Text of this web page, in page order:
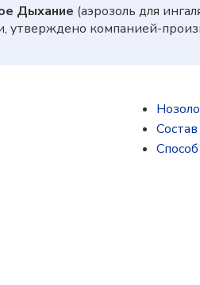
Дыхание (аэрозоль для
утверждено компанией-